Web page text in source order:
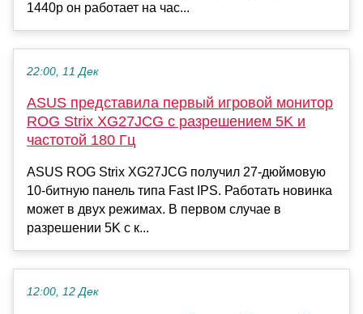
1440p он работает на час...
22:00, 11 Дек
ASUS представила первый игровой монитор
ROG Strix XG27JCG с разрешением 5K и
частотой 180 Гц
ASUS ROG Strix XG27JCG получил 27-дюймовую
10-битную панель типа Fast IPS. Работать новинка
может в двух режимах. В первом случае в
разрешении 5K с к...
12:00, 12 Дек